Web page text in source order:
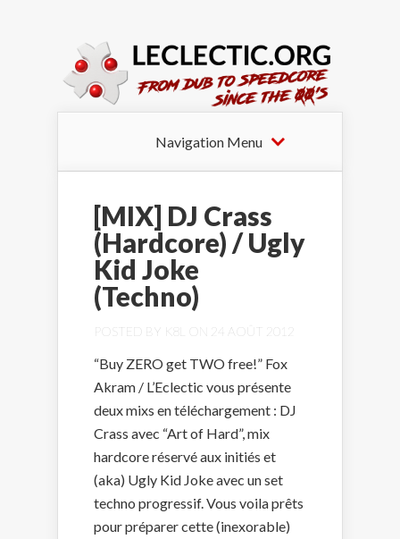
Navigation Menu
[MIX] DJ Crass
(Hardcore) / Ugly
Kid Joke
(Techno)
POSTED BY K8L ON 24 AOÛT 2012
“Buy ZERO get TWO free!” Fox
Akram / L’Eclectic vous présente
deux mixs en téléchargement : DJ
Crass avec “Art of Hard”, mix
hardcore réservé aux initiés et
(aka) Ugly Kid Joke avec un set
techno progressif. Vous voila prêts
pour préparer cette (inexorable)